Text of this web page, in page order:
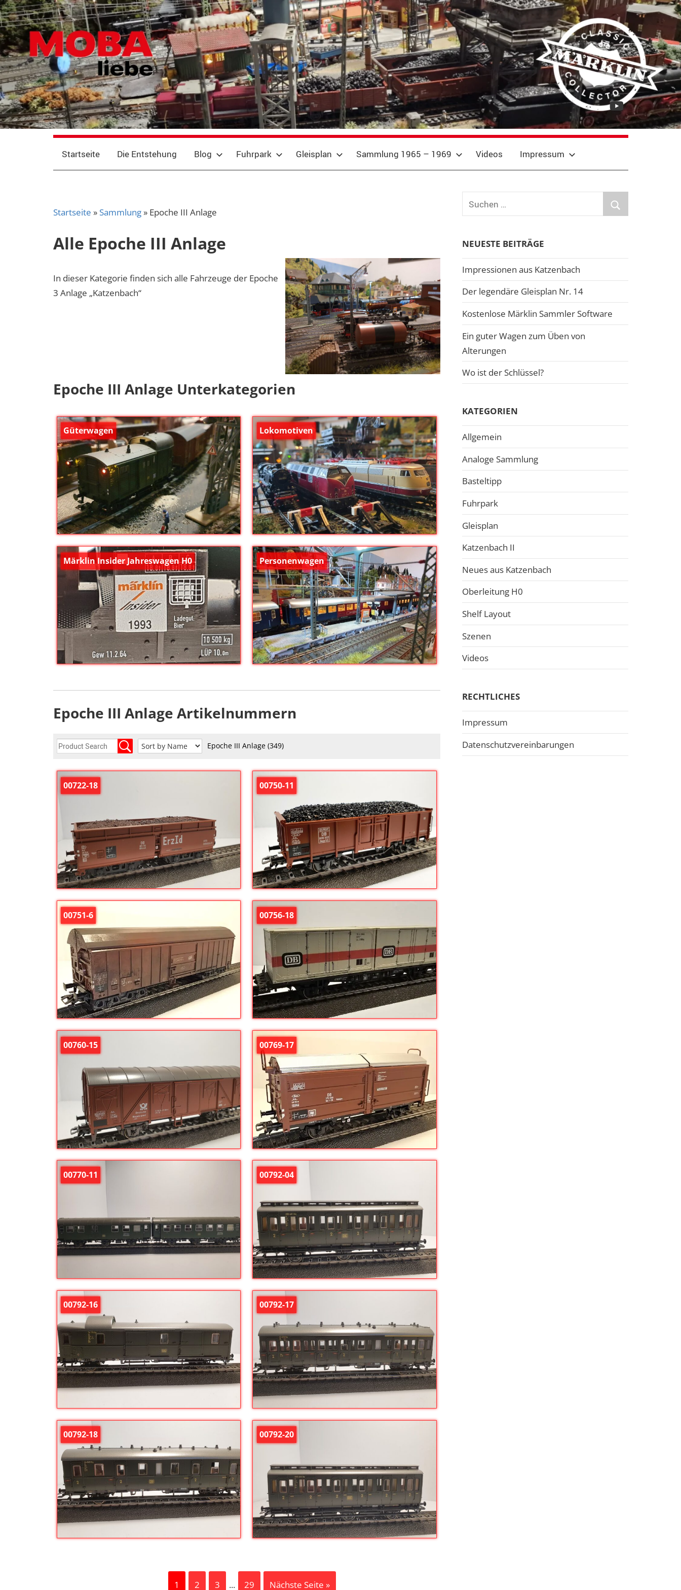
Zum
Inhalt
springen
MOBAliebe
Eine
Website
von
MOBAliebe
YouTube
Startseite Die Entstehung Blog Fuhrpark Gleisplan Sammlung 1965 – 1969 Videos Impressum
Startseite » Sammlung» Epoche III Anlage
Alle Epoche III Anlage
In dieser Kategorie finden sich alle Fahrzeuge der Epoche
3 Anlage „Katzenbach“
Epoche III Anlage Unterkategorien
Güterwagen Lokomotiven
Märklin Insider Jahreswagen H0 Personenwagen
Epoche III Anlage Artikelnummern
Epoche III Anlage (349)
00722-18 00750-11
00751-6 00756-18
00760-15 00769-17
00770-11 00792-04
00792-16 00792-17
00792-18 00792-20
1 2 3 ... 29 Nächste Seite »
Suchen
nach:
NEUESTE BEITRÄGE
Impressionen aus Katzenbach
Der legendäre Gleisplan Nr. 14
Kostenlose Märklin Sammler Software
Ein guter Wagen zum Üben von
Alterungen
Wo ist der Schlüssel?
KATEGORIEN
Allgemein
Analoge Sammlung
Basteltipp
Fuhrpark
Gleisplan
Katzenbach II
Neues aus Katzenbach
Oberleitung H0
Shelf Layout
Szenen
Videos
RECHTLICHES
Impressum
Datenschutzvereinbarungen